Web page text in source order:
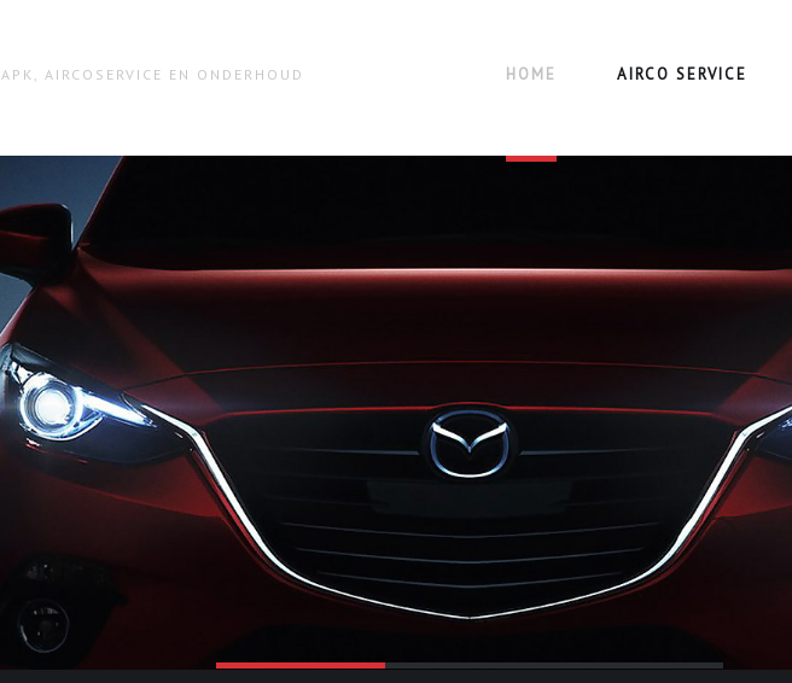
APK, AIRCOSERVICE EN ONDERHOUD HOME AIRCO SERVICE